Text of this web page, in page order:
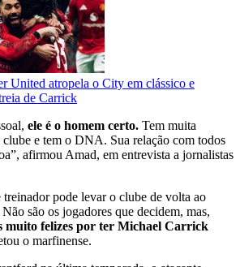
United atropela o City em clássico e
de Carrick
ele é o homem certo. Tem muita
e tem o DNA. Sua relação com todos
afirmou Amad, em entrevista a jornalistas
treinador pode levar o clube de volta ao
são os jogadores que decidem, mas,
muito felizes por ter Michael Carrick
o marfinense.